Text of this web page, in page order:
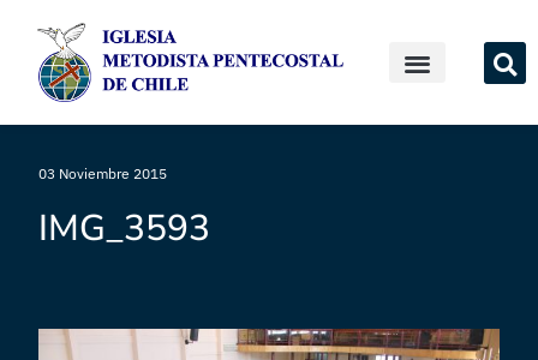
03 Noviembre 2015
IMG_3593